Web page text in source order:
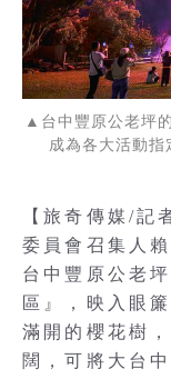
▲台中豐原公老坪
成為各大活動
【旅奇傳媒/記
委員會召集人
台中豐原公老
區』，映入眼
滿開的櫻花樹
闊，可將大台